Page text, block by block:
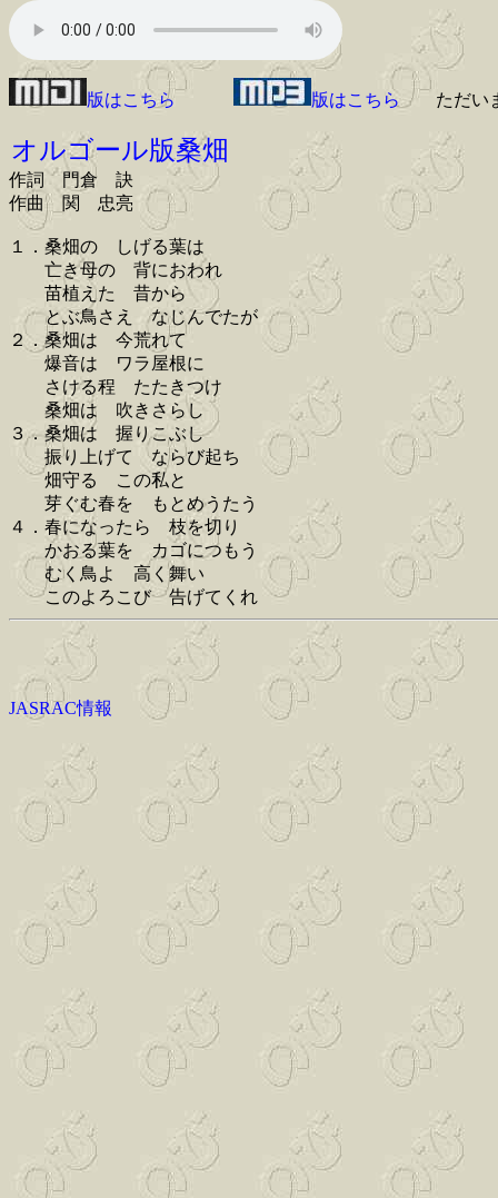
版はこちら 版はこちらただい
オルゴール版桑畑
作詞 門倉 訣
作曲 関 忠亮
１．桑畑の しげる葉は
亡き母の 背におわれ
苗植えた 昔から
とぶ鳥さえ なじんでたが
２．桑畑は 今荒れて
爆音は ワラ屋根に
さける程 たたきつけ
桑畑は 吹きさらし
３．桑畑は 握りこぶし
振り上げて ならび起ち
畑守る この私と
芽ぐむ春を もとめうたう
４．春になったら 枝を切り
かおる葉を カゴにつもう
むく鳥よ 高く舞い
このよろこび 告げてくれ
JASRAC情報